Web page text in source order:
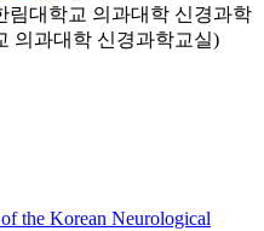
림대학교 의과대학 신경과학
의과대학 신경과학교실)
the Korean Neurological